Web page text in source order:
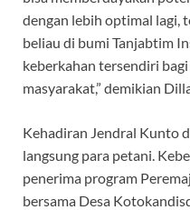
dengan lebih optimal lagi,
beliau di bumi Tanjabtim
keberkahan tersendiri
masyarakat,” demikian
Kehadiran Jendral Kunto
langsung para petani.
penerima program
bersama Desa